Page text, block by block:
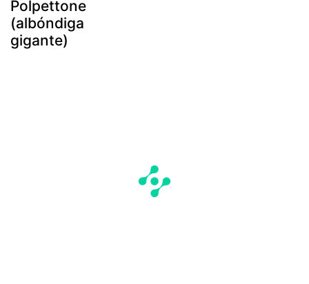
Polpettone
(albóndiga
gigante)